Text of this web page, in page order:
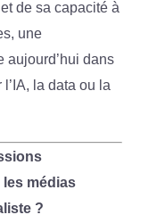
de sa capacité à
une
aujourd’hui dans
l’IA, la data ou la
médias
?